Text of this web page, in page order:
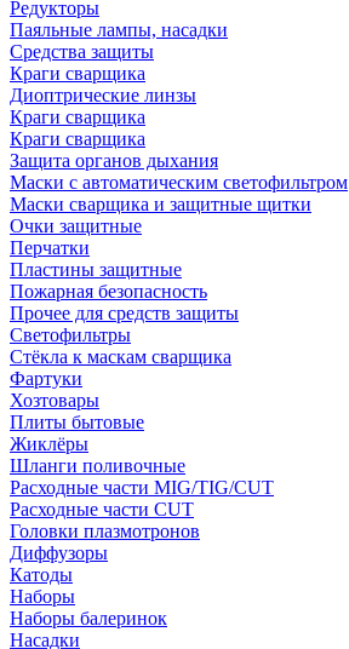
Редукторы
Паяльные лампы, насадки
Средства защиты
Краги сварщика
Диоптрические линзы
Краги сварщика
Краги сварщика
Защита органов дыхания
Маски с автоматическим светофильтром
Маски сварщика и защитные щитки
Очки защитные
Перчатки
Пластины защитные
Пожарная безопасность
Прочее для средств защиты
Светофильтры
Стёкла к маскам сварщика
Фартуки
Хозтовары
Плиты бытовые
Жиклёры
Шланги поливочные
Расходные части MIG/TIG/CUT
Расходные части CUT
Головки плазмотронов
Диффузоры
Катоды
Наборы
Наборы балеринок
Насадки